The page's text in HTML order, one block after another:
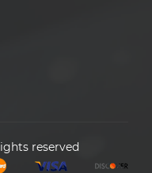
reserved